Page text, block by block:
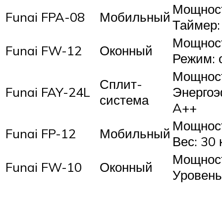
Funai FPA-08
Мобильный
Funai FW-12
Оконный
Режим:
Funai FAY-24L
Сплит-
система
A++
Funai FP-12
Мобильный Вес: 30
Funai FW-10
Оконный